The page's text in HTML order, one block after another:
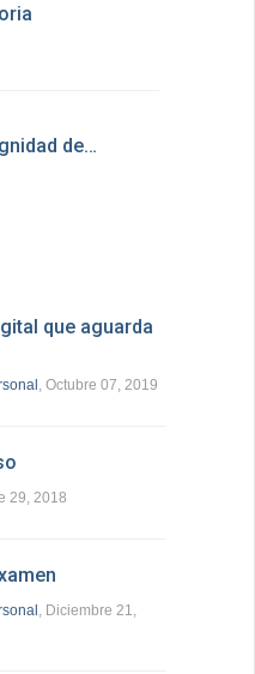
de…
que aguarda
, Octubre 07, 2019
29, 2018
, Diciembre 21,